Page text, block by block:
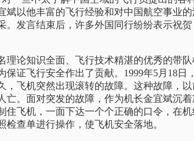
斌以他丰富的飞行经验和对中国航空事业
。发言结束后，许多外国同行纷纷表示祝
论知识全面、飞行技术精湛的优秀的带
保证飞行安全作出了贡献。1999年5月18日
，飞机突然出现滚转的故障。这种故障，以
亡。面对突发的故障，作为机长金宜斌沉
住飞机，一面下达一个个正确的口令，在
查单进行操作，使飞机安全落地。